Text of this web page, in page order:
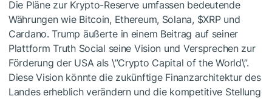
Die Pläne zur Krypto-Reserve umfassen bedeutende
Währungen wie Bitcoin, Ethereum, Solana, $XRPund
Cardano. Trump äußerte in einem Beitrag auf seiner
Plattform Truth Social seine Vision und Versprechen zur
Förderung der USA als \”Crypto Capital of the World\”.
Diese Vision könnte die zukünftige Finanzarchitektur des
Landes erheblich verändern und die kompetitive Stellung